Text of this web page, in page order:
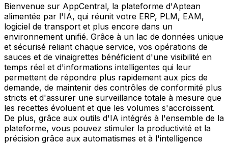
Bienvenue sur AppCentral, la plateforme d'Aptean
alimentée par l'IA, qui réunit votre ERP, PLM, EAM,
logiciel de transport et plus encore dans un
environnement unifié. Grâce à un lac de données unique
et sécurisé reliant chaque service, vos opérations de
sauces et de vinaigrettes bénéficient d'une visibilité en
temps réel et d'informations intelligentes qui leur
permettent de répondre plus rapidement aux pics de
demande, de maintenir des contrôles de conformité plus
stricts et d'assurer une surveillance totale à mesure que
les recettes évoluent et que les volumes s'accroissent.
De plus, grâce aux outils d'IA intégrés à l'ensemble de la
plateforme, vous pouvez stimuler la productivité et la
précision grâce aux automatismes et à l'intelligence